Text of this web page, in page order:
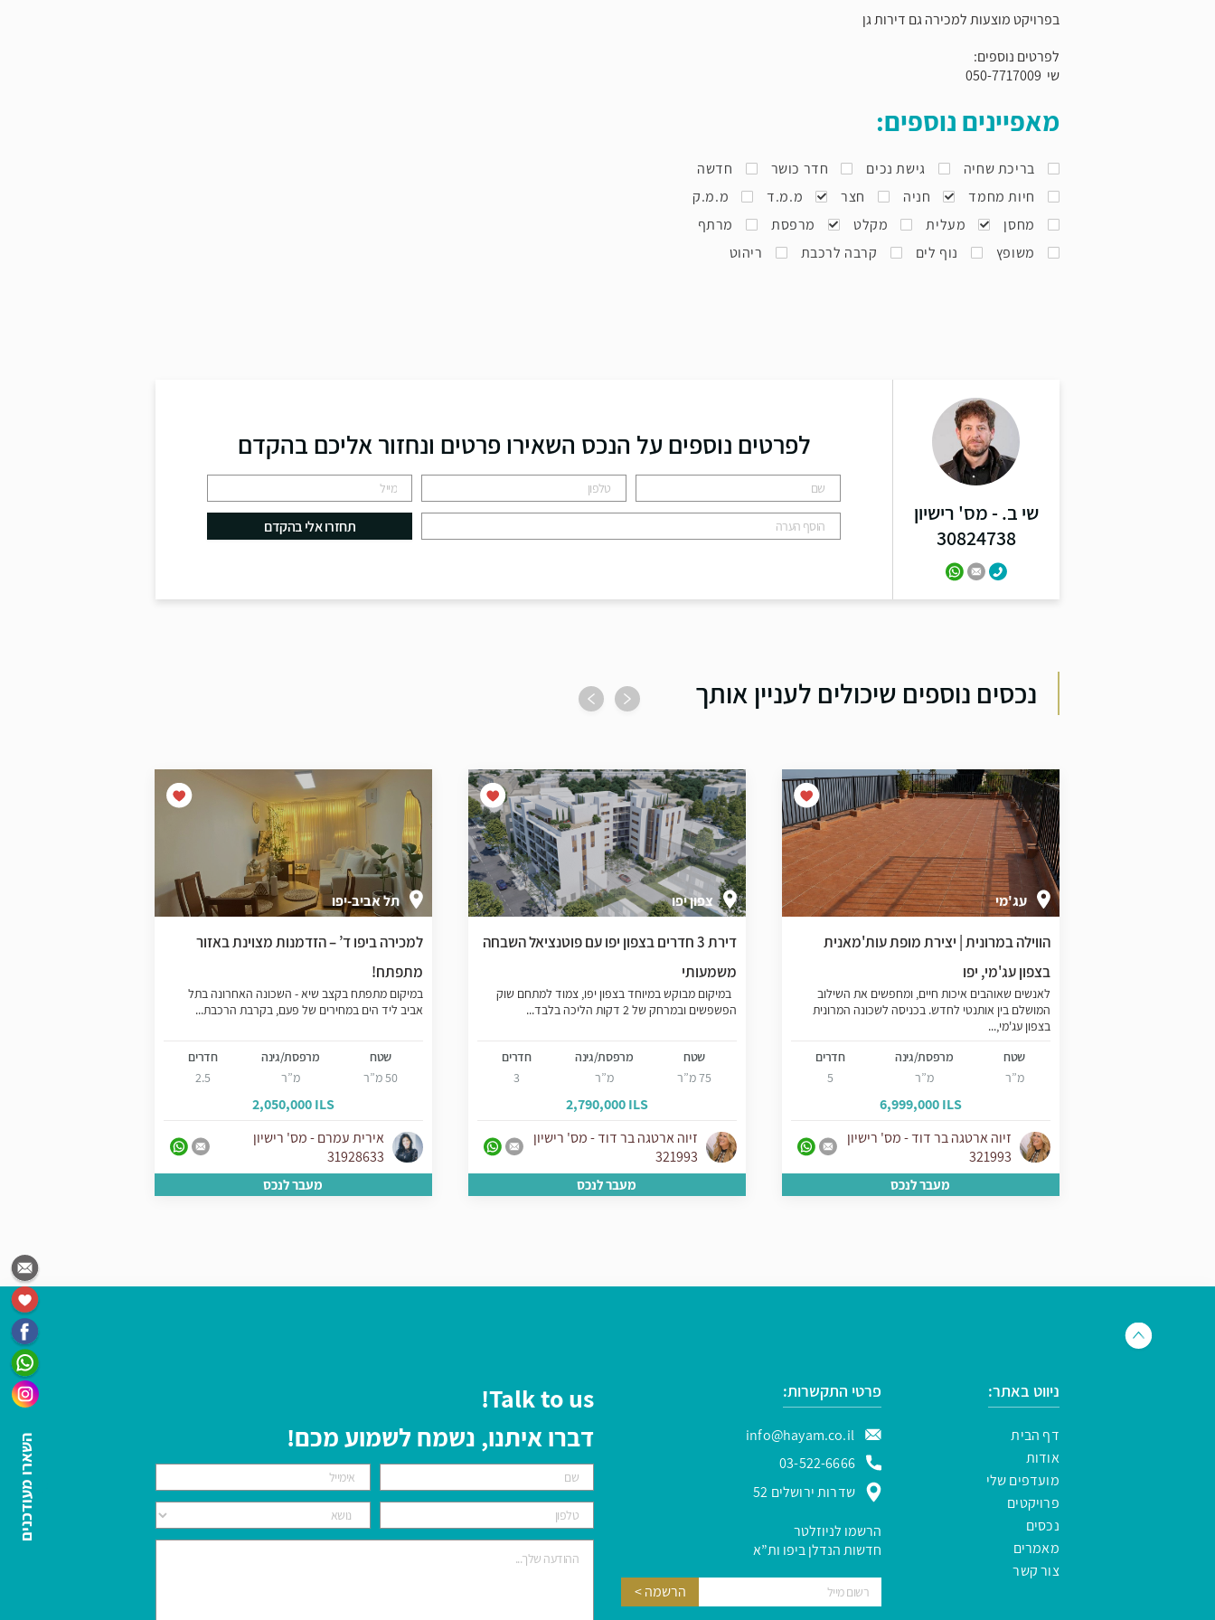
השארו מעודכנים
בפרויקט מוצעות למכירה גם דירות גן
לפרטים נוספים:
שי 050-7717009
מאפיינים נוספים:
בריכת שחיה גישת נכים חדר כושר
חדשה
חיות מחמד
חניה חצר מ.מ.ד
מ.מ.ק
מחסן
מעלית מקלט מרפסת
מרתף
משופץ
נוף לים קרבה לרכבת ריהוט
שי ב. - מס' רישיון
30824738
לפרטים נוספים על הנכס השאירו פרטים ונחזור אליכם בהקדם
נכסים נוספים שיכולים לעניין אותך
עג'מי
הווילה במרונית | יצירת מופת עות'מאנית
בצפון עג'מי, יפו
לאנשים שאוהבים איכות חיים, ומחפשים את השילוב
המושלם בין אותנטי לחדש. בכניסה לשכונה המרונית
בצפון עג'מי,...
שטח
מ”ר
מרפסת/גינה
מ”ר
חדרים
5
6,999,000 ILS
זיוה ארטגה בר דוד - מס' רישיון
321993
מעבר לנכס
צפון יפו
דירת 3 חדרים בצפון יפו עם פוטנציאל השבחה
משמעותי
במיקום מבוקש במיוחד בצפון יפו, צמוד למתחם שוק
הפשפשים ובמרחק של 2 דקות הליכה בלבד...
שטח
75 מ”ר
מרפסת/גינה
מ”ר
חדרים
3
2,790,000 ILS
זיוה ארטגה בר דוד - מס' רישיון
321993
מעבר לנכס
תל אביב-יפו
למכירה ביפו ד’ – הזדמנות מצוינת באזור
מתפתח!
במיקום מתפתח בקצב שיא - השכונה האחרונה בתל
אביב ליד הים במחירים של פעם, בקרבת הרכבת...
שטח
50 מ”ר
מרפסת/גינה
מ”ר
חדרים
2.5
2,050,000 ILS
אירית עמרם - מס' רישיון
31928633
מעבר לנכס
ניווט באתר:
דף הבית
אודות
מועדפים שלי
פרויקטים
נכסים
מאמרים
צור קשר
פרטי התקשרות:
info@hayam.co.il
03-522-6666
שדרות ירושלים 52
הרשמו לניוזלטר
חדשות הנדלן ביפו ות”א
Talk to us!
דברו איתנו, נשמח לשמוע מכם!